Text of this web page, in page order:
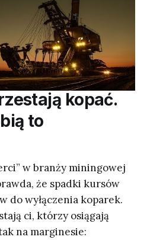
kopać.
to
w branży miningowej
że spadki kursów
do wyłączenia koparek.
ci, którzy osiągają
na marginesie: